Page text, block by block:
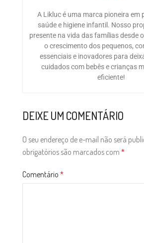
A Likluc é uma marca pioneira em
saúde e higiene infantil. Nosso
presente na vida das famílias desde
o crescimento dos pequenos,
essenciais e inovadores para
cuidados com bebês e crianças
eficiente!
DEIXE UM COMENTÁRIO
O seu endereço de e-mail não será
obrigatórios são marcados com *
Comentário *